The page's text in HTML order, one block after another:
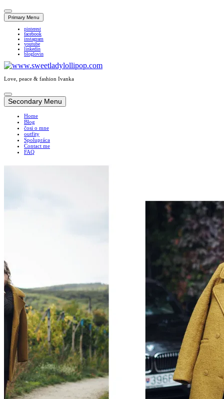
Primary Menu
pinterest
facebook
instagram
youtube
linkedin
bloglovin
Love, peace & fashion Ivanka
Skip
to
content
Secondary Menu
Home
Blog
čosi o mne
outfity
Spolupráca
Contact me
FAQ